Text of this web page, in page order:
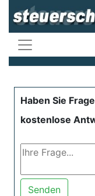
Haben Sie
kostenlose
Senden